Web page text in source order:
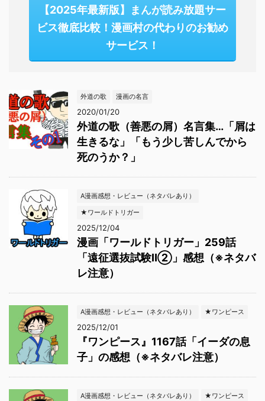
【2025年最新版】まんが読み放題サー
ビス徹底比較！漫画村の代わりのお勧め
サービス！
外道の歌 漫画の名言
2020/01/20
外道の歌（善悪の屑）名言集…「屑は
生きるな」「もう少し苦しんでから
死のうか？」
A漫画感想・レビュー（ネタバレあり）
★ワールドトリガー
2025/12/04
漫画「ワールドトリガー」259話
「遠征選抜試験Ⅱ②」感想（※ネタバ
レ注意）
A漫画感想・レビュー（ネタバレあり） ★ワンピース
2025/12/01
『ワンピース』1167話「イーダの息
子」の感想（※ネタバレ注意）
A漫画感想・レビュー（ネタバレあり） ★ワンピース